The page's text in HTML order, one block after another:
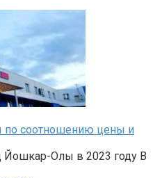
соотношению цены и
Йошкар-Олы в 2023 году В